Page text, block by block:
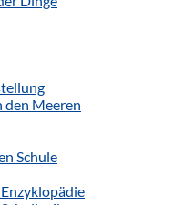
den Meeren
Schule